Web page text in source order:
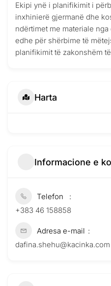
Ekipi ynë i planifikimit i
inxhinierë gjermanë dhe
ndërtimet me materiale
edhe për shërbime të
planifikimit të zakonshëm
Harta
Informacione e
Telefon
+383 46 158858
Adresa e-mail
dafina.shehu@kacinka.com